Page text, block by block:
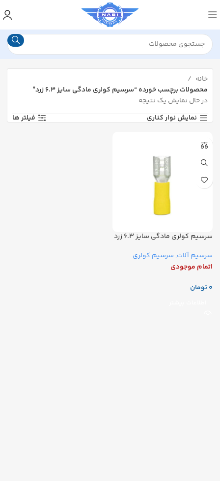
خانه
محصولات برچسب خورده “سرسیم کولری مادگی سایز ۶.۳ زرد”
در حال نمایش یک نتیجه
نمایش نوار کناری
فیلتر ها
سرسیم کولری مادگی سایز ۶.۳ زرد
سرسیم آلات, سرسیم کولری
اتمام موجودی
تومان